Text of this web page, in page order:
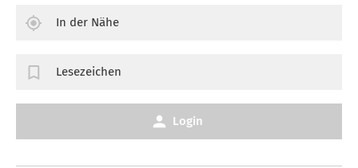
In der Nähe
Lesezeichen
Login